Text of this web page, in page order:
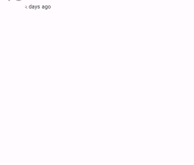
২ days ago